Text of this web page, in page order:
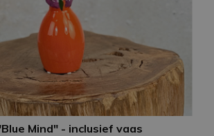
Mind" - inclusief vaas